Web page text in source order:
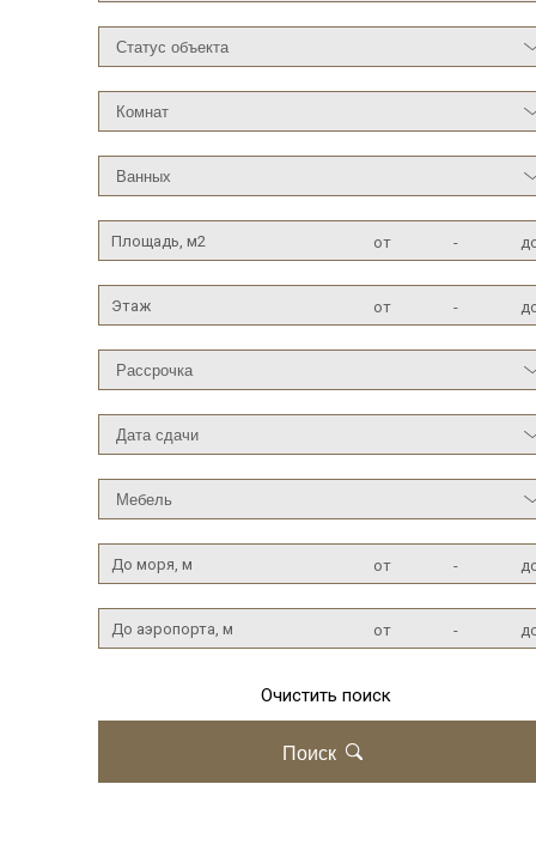
Площадь, м2 от -
Этаж от -
До моря, м от -
До аэропорта, м от -
Очистить поиск
Поиск